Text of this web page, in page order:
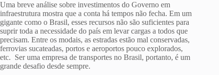
Uma breve análise sobre investimentos do Governo em
infraestrutura mostra que a conta há tempos não fecha. Em um
gigante como o Brasil, esses recursos não são suficientes para
suprir toda a necessidade do país em levar cargas a todos que
precisam. Entre os modais, as estradas estão mal conservadas,
ferrovias sucateadas, portos e aeroportos pouco explorados,
etc. Ser uma empresa de transportes no Brasil, portanto, é um
grande desafio desde sempre.